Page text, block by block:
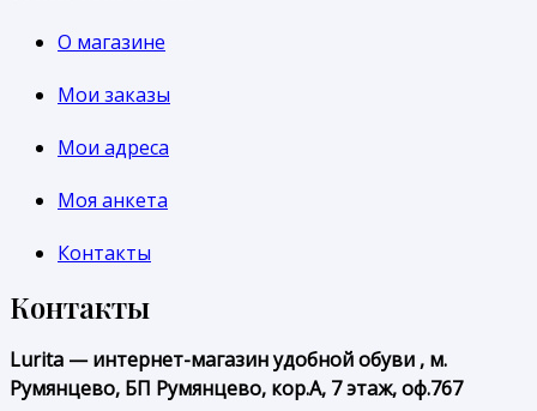
О магазине
Мои заказы
Мои адреса
Моя анкета
Контакты
Контакты
Lurita — интернет-магазин удобной обуви , м.
Румянцево, БП Румянцево, кор.А, 7 этаж, оф.767